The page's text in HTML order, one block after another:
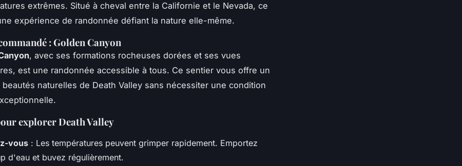
extrêmes. Situé à cheval entre la Californie et le Nevada, ce
expérience de randonnée défiant la nature elle-même.
: Golden Canyon
, avec ses formations rocheuses dorées et ses vues
est une randonnée accessible à tous. Ce sentier vous offre un
naturelles de Death Valley sans nécessiter une condition
explorer Death Valley
vous : Les températures peuvent grimper rapidement. Emportez
d'eau et buvez régulièrement.